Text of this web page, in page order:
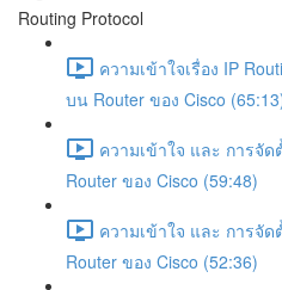
Routing Protocol
ความเข้าใจเรื่อง IP
บน Router ของ Cisco
ความเข้าใจ และ การจัด
Router ของ Cisco (59:48)
ความเข้าใจ และ การจัด
Router ของ Cisco (52:36)